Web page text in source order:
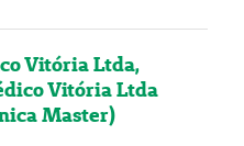
Vitória Ltda,
Vitória Ltda
Master)